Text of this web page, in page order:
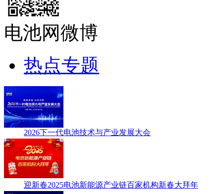
电池网微博
热点专题
2026下一代电池技术与产业发展大会
迎新春2025电池新能源产业链百家机构新春大拜年